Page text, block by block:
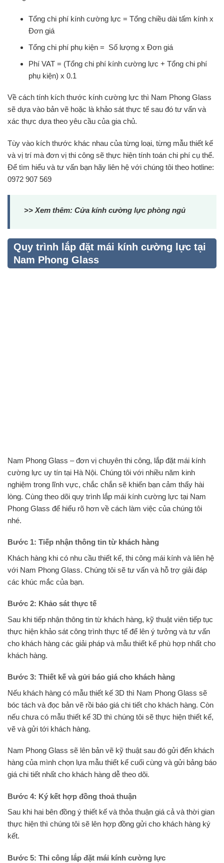
Tổng chi phí kính cường lực = Tổng chiều dài tấm kính x
Đơn giá
Tổng chi phí phụ kiện = Số lượng x Đơn giá
Phí VAT = (Tổng chi phí kính cường lực + Tổng chi phí
phụ kiện) x 0.1
Về cách tính kích thước kính cường lực thì Nam Phong Glass
sẽ dựa vào bản vẽ hoặc là khảo sát thực tế sau đó tư vấn và
xác thực dựa theo yêu cầu của gia chủ.
Tùy vào kích thước khác nhau của từng loại, từng mẫu thiết kế
và vị trí mà đơn vị thi công sẽ thực hiện tính toán chi phí cụ thể.
Để tìm hiểu và tư vấn bạn hãy liên hệ với chúng tôi theo hotline:
0972 907 569
>> Xem thêm:Cửa kính cường lực phòng ngủ
Quy trình lắp đặt mái kính cường lực tại
Nam Phong Glass
Nam Phong Glass – đơn vị chuyên thi công, lắp đặt mái kính
cường lực uy tín tại Hà Nội. Chúng tôi với nhiều năm kinh
nghiệm trong lĩnh vực, chắc chắn sẽ khiến bạn cảm thấy hài
lòng. Cùng theo dõi quy trình lắp mái kính cường lực tại Nam
Phong Glass để hiểu rõ hơn về cách làm việc của chúng tôi
nhé.
Bước 1: Tiếp nhận thông tin từ khách hàng
Khách hàng khi có nhu cầu thiết kế, thi công mái kính và liên hệ
với Nam Phong Glass. Chúng tôi sẽ tư vấn và hỗ trợ giải đáp
các khúc mắc của bạn.
Bước 2: Khảo sát thực tế
Sau khi tiếp nhận thông tin từ khách hàng, kỹ thuật viên tiếp tục
thực hiện khảo sát công trình thực tế để lên ý tưởng và tư vấn
cho khách hàng các giải pháp và mẫu thiết kế phù hợp nhất cho
khách hàng.
Bước 3: Thiết kế và gửi báo giá cho khách hàng
Nếu khách hàng có mẫu thiết kế 3D thì Nam Phong Glass sẽ
bóc tách và đọc bản vẽ rồi báo giá chi tiết cho khách hàng. Còn
nếu chưa có mẫu thiết kế 3D thì chúng tôi sẽ thực hiện thiết kế,
vẽ và gửi tới khách hàng.
Nam Phong Glass sẽ lên bản vẽ kỹ thuật sau đó gửi đến khách
hàng của mình chọn lựa mẫu thiết kế cuối cùng và gửi bảng báo
giá chi tiết nhất cho khách hàng dễ theo dõi.
Bước 4: Ký kết hợp đồng thoả thuận
Sau khi hai bên đồng ý thiết kế và thỏa thuận giá cả và thời gian
thực hiện thì chúng tôi sẽ lên hợp đồng gửi cho khách hàng ký
kết.
Bước 5: Thi công lắp đặt mái kính cường lực